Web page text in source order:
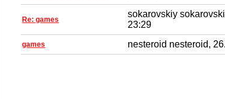
Re: games
sokarovskiy
23:29
games nesteroid nesteroid,